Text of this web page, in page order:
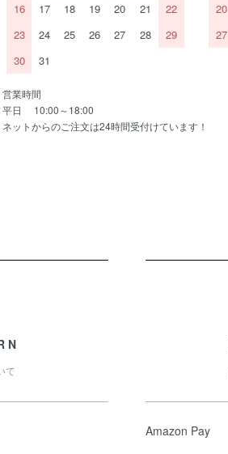
16
17 18 19 20 21
22
23
24 25 26 27 28
29
30
31
20
27
営業時間
平日 10:00～18:00
ネットからのご注文は24時間受付けています！
て
Amazon Pay